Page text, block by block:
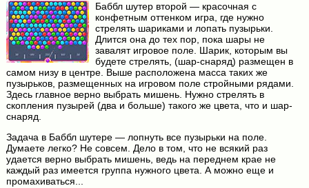
Баббл шутер второй — красочная с
конфетным оттенком игра, где нужно
стрелять шариками и лопать пузырьки.
Длится она до тех пор, пока шары не
завалят игровое поле. Шарик, которым вы
будете стрелять, (шар-снаряд) размещен в
самом низу в центре. Выше расположена масса таких же
пузырьков, размещенных на игровом поле стройными рядами.
Здесь главное верно выбрать мишень. Нужно стрелять в
скопления пузырей (два и больше) такого же цвета, что и шар-
снаряд.
Задача в Баббл шутере — лопнуть все пузырьки на поле.
Думаете легко? Не совсем. Дело в том, что не всякий раз
удается верно выбрать мишень, ведь на переднем крае не
каждый раз имеется группа нужного цвета. А можно еще и
промахиваться...